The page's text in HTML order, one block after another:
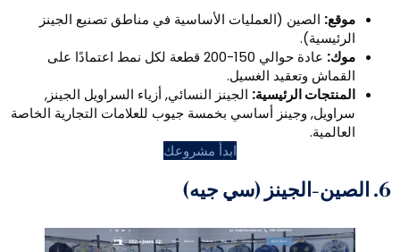
(العمليات الأساسية في مناطق تصنيع الجينز
عادة حوالي 150-200 قطعة لكل نمط اعتمادًا على
الغسيل.
الرئيسية:الجينز النسائي, أزياء السراويل الجينز,
أساسي بخمسة جيوب للعلامات التجارية الخاصة